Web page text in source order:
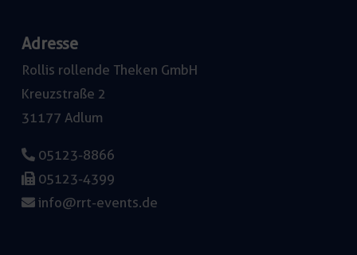
Adresse
Rollis rollende Theken GmbH
Kreuzstraße 2
31177 Adlum
05123-8866
05123-4399
info@rrt-events.de